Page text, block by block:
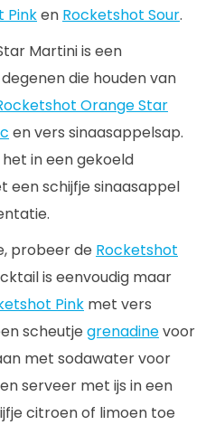
Pinken Rocketshot Sour.
Martini is een
die houden van
Orange Star
en vers sinaasappelsap.
in een gekoeld
een schijfje sinaasappel
probeer de Rocketshot
is eenvoudig maar
Pink met vers
scheutje grenadinevoor
met sodawater voor
serveer met ijs in een
citroen of limoen toe